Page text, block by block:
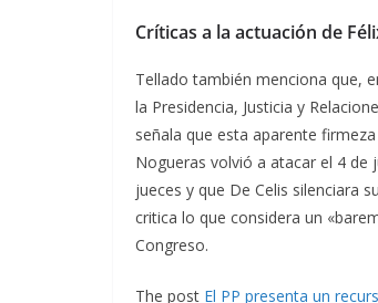
Críticas a la actuación de
Tellado también menciona que,
la Presidencia, Justicia y
señala que esta aparente
Nogueras volvió a atacar el 4
jueces y que De Celis silenciara
critica lo que considera un
Congreso.
The post El PP presenta un